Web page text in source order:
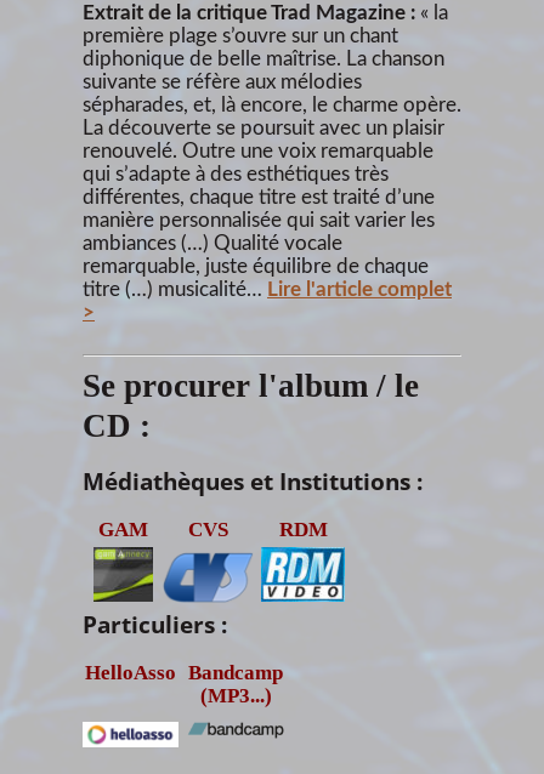
Extrait de la critique Trad Magazine : « la
première plage s’ouvre sur un chant
diphonique de belle maîtrise. La chanson
suivante se réfère aux mélodies
sépharades, et, là encore, le charme opère.
La découverte se poursuit avec un plaisir
renouvelé. Outre une voix remarquable
qui s’adapte à des esthétiques très
différentes, chaque titre est traité d’une
manière personnalisée qui sait varier les
ambiances (…) Qualité vocale
remarquable, juste équilibre de chaque
titre (…) musicalité… Lire l'article complet
>
Se procurer l'album / le
CD :
Médiathèques et Institutions :
GAM CVS RDM
Particuliers :
HelloAsso Bandcamp
(MP3...)